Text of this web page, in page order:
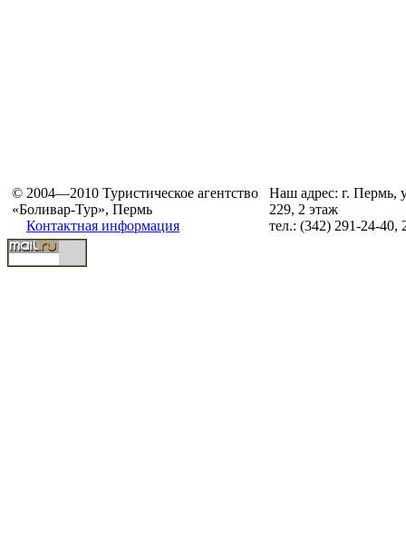
© 2004—2010 Туристическое агентство
«Боливар-Тур», Пермь
Контактная информация
Наш адрес: г. Пермь,
229, 2 этаж
тел.: (342) 291-24-40,